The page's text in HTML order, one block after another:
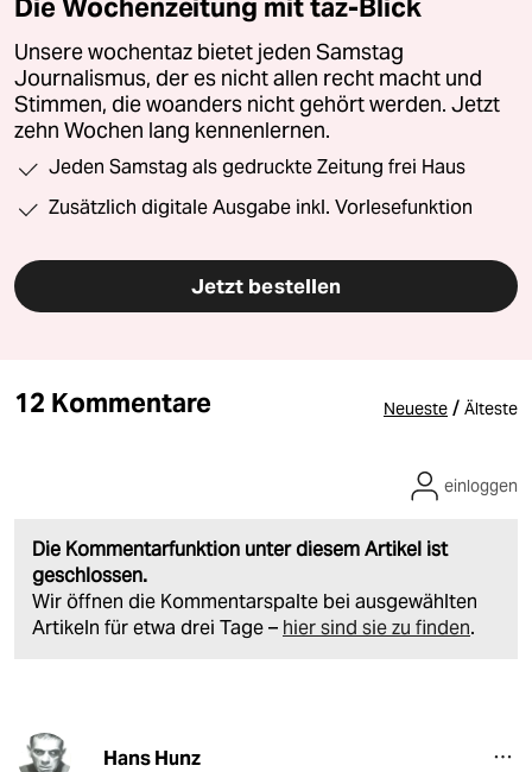
Die Wochenzeitung mit taz-Blick
Unsere wochentaz bietet jeden Samstag
Journalismus, der es nicht allen recht macht und
Stimmen, die woanders nicht gehört werden. Jetzt
zehn Wochen lang kennenlernen.
Jeden Samstag als gedruckte Zeitung frei Haus
Zusätzlich digitale Ausgabe inkl. Vorlesefunktion
Jetzt bestellen
12 Kommentare Neueste / Älteste
Die Kommentarfunktion unter diesem Artikel ist
geschlossen.
Wir öffnen die Kommentarspalte bei ausgewählten
Artikeln für etwa drei Tage – hier sind sie zu finden.
einloggen
Hans Hunz